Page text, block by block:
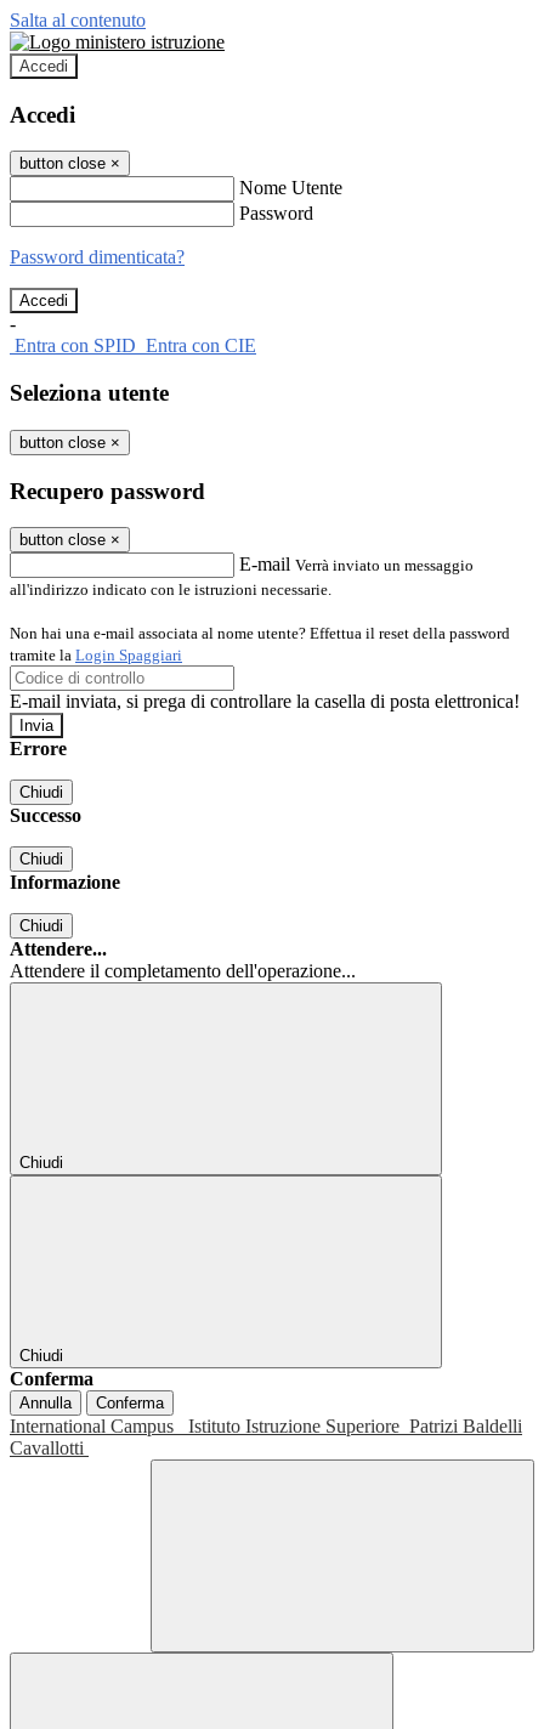
Salta al contenuto
Accedi
Accedi
button close ×
Nome Utente
Password
Password dimenticata?
-
Entra con SPID Entra con CIE
Seleziona utente
button close ×
Recupero password
button close ×
E-mail Verrà inviato un messaggio
all'indirizzo indicato con le istruzioni necessarie.
Non hai una e-mail associata al nome utente? Effettua il reset della password
tramite la Login Spaggiari
E-mail inviata, si prega di controllare la casella di posta elettronica!
Errore
Chiudi
Successo
Chiudi
Informazione
Chiudi
Attendere...
Attendere il completamento dell'operazione...
Chiudi
Chiudi
Conferma
Annulla Conferma
International Campus Istituto Istruzione Superiore Patrizi Baldelli
Cavallotti